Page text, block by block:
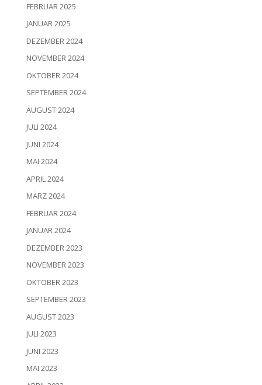
FEBRUAR 2025
JANUAR 2025
DEZEMBER 2024
NOVEMBER 2024
OKTOBER 2024
SEPTEMBER 2024
AUGUST 2024
JULI 2024
JUNI 2024
MAI 2024
APRIL 2024
MÄRZ 2024
FEBRUAR 2024
JANUAR 2024
DEZEMBER 2023
NOVEMBER 2023
OKTOBER 2023
SEPTEMBER 2023
AUGUST 2023
JULI 2023
JUNI 2023
MAI 2023